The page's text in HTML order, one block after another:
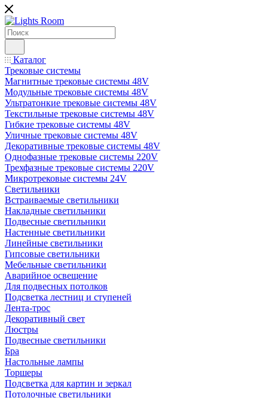
Каталог
Трековые системы
Магнитные трековые системы 48V
Модульные трековые системы 48V
Ультратонкие трековые системы 48V
Текстильные трековые системы 48V
Гибкие трековые системы 48V
Уличные трековые системы 48V
Декоративные трековые системы 48V
Однофазные трековые системы 220V
Трехфазные трековые системы 220V
Микротрековые системы 24V
Светильники
Встраиваемые светильники
Накладные светильники
Подвесные светильники
Настенные светильники
Линейные светильники
Гипсовые светильники
Мебельные светильники
Аварийное освещение
Для подвесных потолков
Подсветка лестниц и ступеней
Лента-трос
Декоративный свет
Люстры
Подвесные светильники
Бра
Настольные лампы
Торшеры
Подсветка для картин и зеркал
Потолочные светильники